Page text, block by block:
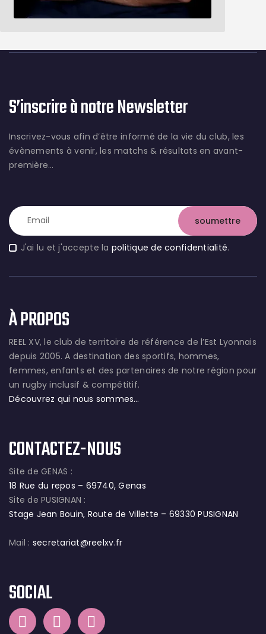
S’inscrire à notre Newsletter
Inscrivez-vous afin d’être informé de la vie du club, les
évènements à venir, les matchs & résultats en avant-
première…
J'ai lu et j'accepte la politique de confidentialité.
À PROPOS
REEL XV, le club de territoire de référence de l’Est Lyonnais
depuis 2005. A destination des sportifs, hommes,
femmes, enfants et des partenaires de notre région pour
un rugby inclusif & compétitif.
Découvrez qui nous sommes…
CONTACTEZ-NOUS
Site de GENAS :
18 Rue du repos – 69740, Genas
Site de PUSIGNAN :
Stage Jean Bouin, Route de Villette – 69330 PUSIGNAN
Mail : secretariat@reelxv.fr
SOCIAL